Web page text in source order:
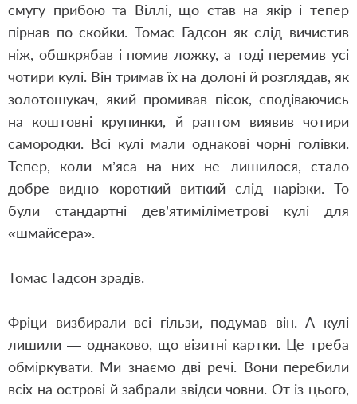
смугу прибою та Віллі, що став на якір і тепер
пірнав по скойки. Томас Гадсон як слід вичистив
ніж, обшкрябав і помив ложку, а тоді перемив усі
чотири кулі. Він тримав їх на долоні й розглядав, як
золотошукач, який промивав пісок, сподіваючись
на коштовні крупинки, й раптом виявив чотири
самородки. Всі кулі мали однакові чорні голівки.
Тепер, коли м’яса на них не лишилося, стало
добре видно короткий виткий слід нарізки. То
були стандартні дев’ятиміліметрові кулі для
«шмайсера».
Томас Гадсон зрадів.
Фріци визбирали всі гільзи, подумав він. А кулі
лишили — однаково, що візитні картки. Це треба
обміркувати. Ми знаємо дві речі. Вони перебили
всіх на острові й забрали звідси човни. От із цього,